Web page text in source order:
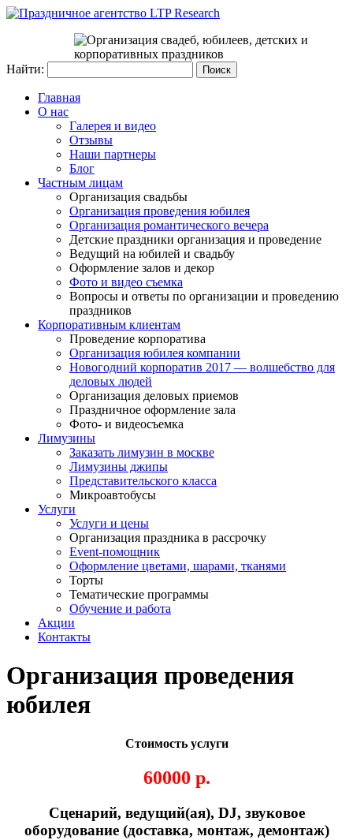
Найти:
Главная
О нас
Галерея и видео
Отзывы
Наши партнеры
Блог
Частным лицам
Организация свадьбы
Организация проведения юбилея
Организация романтического вечера
Детские праздники организация и проведение
Ведущий на юбилей и свадьбу
Оформление залов и декор
Фото и видео съемка
Вопросы и ответы по организации и проведению
праздников
Корпоративным клиентам
Проведение корпоратива
Организация юбилея компании
Новогодний корпоратив 2017 — волшебство для
деловых людей
Организация деловых приемов
Праздничное оформление зала
Фото- и видеосъемка
Лимузины
Заказать лимузин в москве
Лимузины джипы
Представительского класса
Микроавтобусы
Услуги
Услуги и цены
Организация праздника в рассрочку
Event-помощник
Оформление цветами, шарами, тканями
Торты
Тематические программы
Обучение и работа
Акции
Контакты
Организация проведения
юбилея
Стоимость услуги
60000 р.
Сценарий, ведущий(ая), DJ, звуковое
оборудование (доставка, монтаж, демонтаж)